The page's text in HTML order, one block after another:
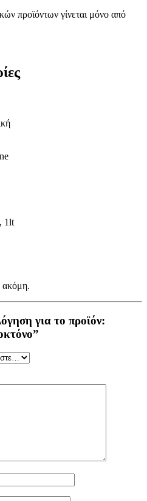
προϊόντων γίνεται μόνο από
1lt
ακόμη.
για το προϊόν: